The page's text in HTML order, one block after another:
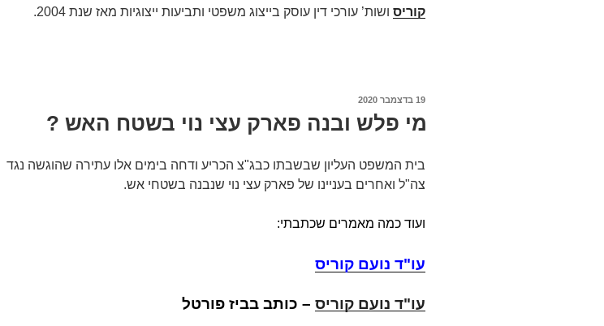
קוריס ושות’ עורכי דין עוסק בייצוג משפטי ותביעות ייצוגיות מאז שנת 2004.
פורסם
19 בדצמבר 2020
מי פלש ובנה פארק עצי נוי בשטח האש ?
בית המשפט העליון שבשבתו כבג"צ הכריע ודחה בימים אלו עתירה שהוגשה נגד
צה"ל ואחרים בעניינו של פארק עצי נוי שנבנה בשטחי אש.
ועוד כמה מאמרים שכתבתי:
עו"ד נועם קוריס
עו"ד נועם קוריס – כותב בביז פורטל